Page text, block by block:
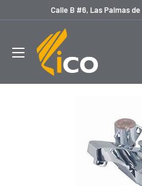
contenido
Calle B #6, Las Palmas de
licoferreteria